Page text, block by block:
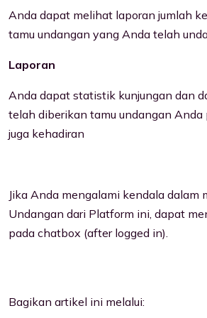
Anda dapat melihat laporan jumlah
tamu undangan yang Anda telah
Laporan
Anda dapat statistik kunjungan dan
telah diberikan tamu undangan
juga kehadiran
Jika Anda mengalami kendala dalam
Undangan dari Platform ini, dapat
pada chatbox (after logged in).
Bagikan artikel ini melalui: